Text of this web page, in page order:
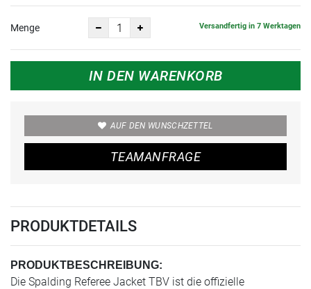
Menge Versandfertig in 7 Werktagen
IN DEN WARENKORB
AUF DEN WUNSCHZETTEL
TEAMANFRAGE
PRODUKTDETAILS
PRODUKTBESCHREIBUNG:
Die Spalding Referee Jacket TBV ist die offizielle